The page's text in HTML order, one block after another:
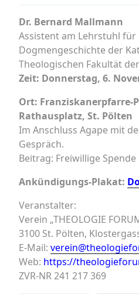
Dr. Bernard Mallmann
Assistent am Lehrstuhl
Dogmengeschichte der
Theologischen Fakultät
Zeit: Donnerstag, 6.
Ort: Franziskanerpfarre-
Rathausplatz, St. Pölten
Im Anschluss Agape mit
Gespräch.
Beitrag: Freiwillige Spende
Ankündigungs-Plakat:
Veranstalter:
Verein „THEOLOGIE
3100 St. Pölten,
E-Mail:
Web: https://
ZVR-NR 241 217 369